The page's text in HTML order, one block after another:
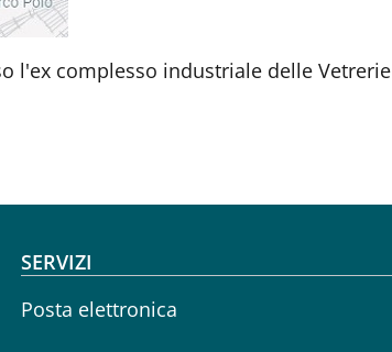
l'ex complesso industriale delle Vetrerie
SERVIZI
Posta elettronica